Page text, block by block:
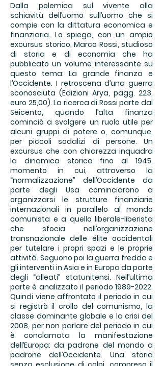
Dalla polemica sul vivente alla
schiavitù dell’uomo sull’uomo che si
compie con la dittatura economica e
finanziaria. Lo spiega, con un ampio
excursus storico, Marco Rossi, studioso
di storia e di economia che ha
pubblicato un volume interessante su
questo tema: La grande finanza e
l’Occidente. I retroscena d’una guerra
sconosciuta (Edizioni Arya, pagg. 223,
euro 25,00). La ricerca di Rossi parte dal
Seicento, quando l’alta finanza
cominciò a svolgere un ruolo utile per
alcuni gruppi di potere o, comunque,
per piccoli sodalizi di persone. Un
excursus che con chiarezza inquadra
la dinamica storica fino al 1945,
momento in cui, attraverso la
“normalizzazione” dell’Occidente da
parte degli Usa cominciarono a
organizzarsi le strutture finanziarie
internazionali in parallelo al mondo
comunista e a quello liberale-liberista
che sfocia nell’organizzazione
transnazionale delle élite occidentali
per tutelare i propri spazi e le proprie
attività. Seguono poi la guerra fredda e
gli interventi in Asia e in Europa da parte
degli “alleati” statunitensi. Nell’ultima
parte è analizzato il periodo 1989-2022.
Quindi viene affrontato il periodo in cui
si registrò il crollo del comunismo, la
classe dominante globale e la crisi del
2008, per non parlare del periodo in cui
è conclamata la manifestazione
dell’Europa: da padrone del mondo a
padrone dell’Occidente. Una storia